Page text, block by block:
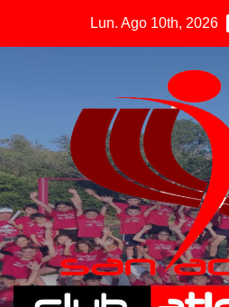
Lun. Ago 10th, 2026